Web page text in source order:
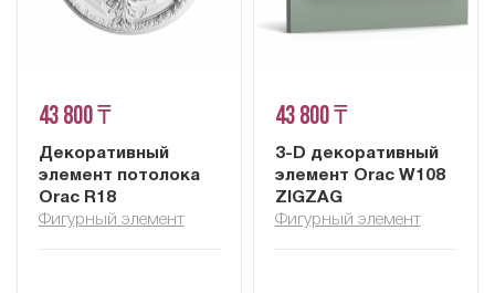
43 800 ₸
Декоративный
элемент потолока
Orac R18
Фигурный элемент
43 800 ₸
3-D декоративный
элемент Orac W108
ZIGZAG
Фигурный элемент